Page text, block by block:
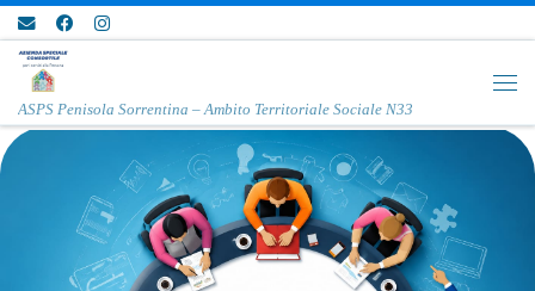
Passa al contenuto
ASPS Penisola Sorrentina – Ambito Territoriale Sociale N33